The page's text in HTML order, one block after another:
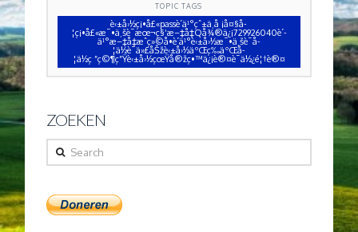
TOPIC TAGS
è‹±å›½ç¡•å£«passè´­ä¹°çˆ±ä¸å ¡å¤§å­
¦ç¡•å£«æ¯•ä¸šè¯æœ¬ç§‘æ–‡å‡­Qå¾®ä¿¡729926040è´­
ä¹°æ–‡å‡­æˆç»©å•è´­ä¹°è‹±å›½æ¯•ä¸šè¯å­
¦ä½è¯ä»£åŠžè‹±å›½äºŒç­‰äºŒå­
¦ä½ç ”ç©¶ç”Ÿè‹±å›½çœŸå®žç•™ä¿¡è®¤è¯ä½¿é¦†è®¤
ZOEKEN
Search